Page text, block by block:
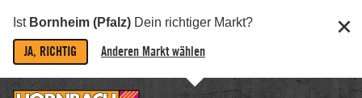
Ist Bornheim (Pfalz) Dein richtiger Markt?
JA, RICHTIG Anderen Markt wählen